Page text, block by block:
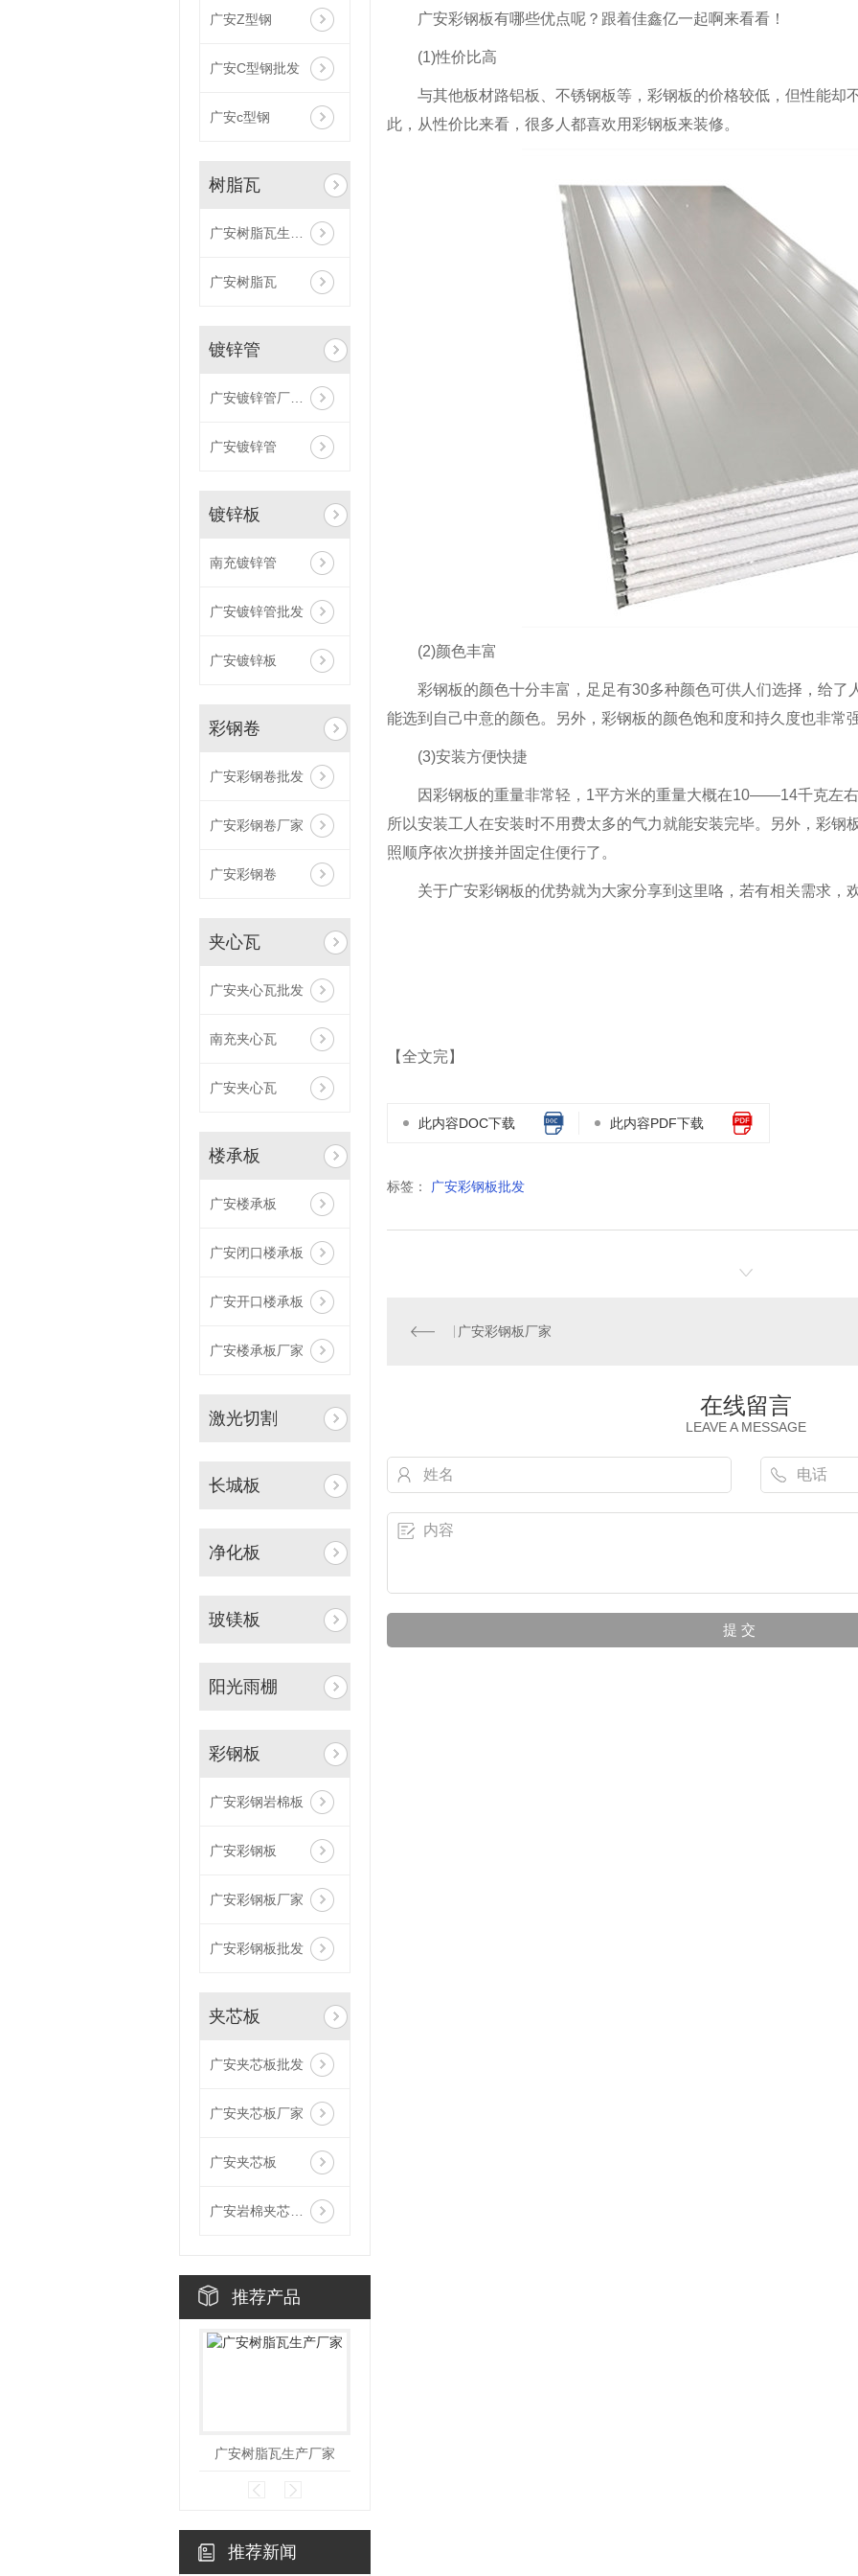
广安Z型钢
广安C型钢批发
广安c型钢
树脂瓦
广安树脂瓦生产厂家
广安树脂瓦
镀锌管
广安镀锌管厂家批发
广安镀锌管
镀锌板
南充镀锌管
广安镀锌管批发
广安镀锌板
彩钢卷
广安彩钢卷批发
广安彩钢卷厂家
广安彩钢卷
夹心瓦
广安夹心瓦批发
南充夹心瓦
广安夹心瓦
楼承板
广安楼承板
广安闭口楼承板
广安开口楼承板
广安楼承板厂家
激光切割
长城板
净化板
玻镁板
阳光雨棚
彩钢板
广安彩钢岩棉板
广安彩钢板
广安彩钢板厂家
广安彩钢板批发
夹芯板
广安夹芯板批发
广安夹芯板厂家
广安夹芯板
广安岩棉夹芯板生产厂家
推荐产品
广安树脂瓦生产厂家
推荐新闻
广安彩钢板有哪些优点呢？跟着佳鑫亿一起啊来看看！
(1)性价比高
与其他板材路铝板、不锈钢板等，彩钢板的价格较低，但性能却
此，从性价比来看，很多人都喜欢用彩钢板来装修。
(2)颜色丰富
彩钢板的颜色十分丰富，足足有30多种颜色可供人们选择，给了
能选到自己中意的颜色。另外，彩钢板的颜色饱和度和持久度也非常
(3)安装方便快捷
因彩钢板的重量非常轻，1平方米的重量大概在10——14千克左
所以安装工人在安装时不用费太多的气力就能安装完毕。另外，彩钢
照顺序依次拼接并固定住便行了。
关于广安彩钢板的优势就为大家分享到这里咯，若有相关需求，
【全文完】
此内容DOC下载 此内容PDF下载
标签： 广安彩钢板批发
广安彩钢板厂家
在线留言
LEAVE A MESSAGE